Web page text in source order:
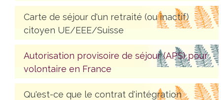
Carte de séjour d'un retraité (ou inactif)
citoyen UE/EEE/Suisse
Autorisation provisoire de séjour (APS) pour
volontaire en France
Qu'est-ce que le contrat d'intégration